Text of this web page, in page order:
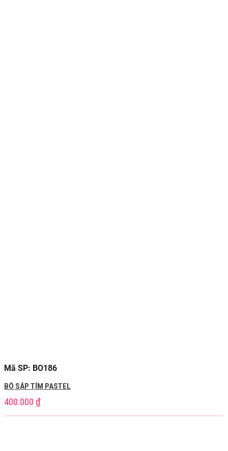
Mã SP: BO186
BÓ SÁP TÍM PASTEL
400.000 ₫